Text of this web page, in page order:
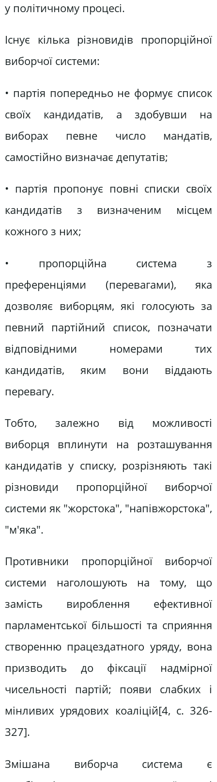
у політичному процесі.
Існує кілька різновидів пропорційної
виборчої системи:
• партія попередньо не формує список
своїх кандидатів, а здобувши на
виборах певне число мандатів,
самостійно визначає депутатів;
• партія пропонує повні списки своїх
кандидатів з визначеним місцем
кожного з них;
• пропорційна система з
преференціями (перевагами), яка
дозволяє виборцям, які голосують за
певний партійний список, позначати
відповідними номерами тих
кандидатів, яким вони віддають
перевагу.
Тобто, залежно від можливості
виборця вплинути на розташування
кандидатів у списку, розрізняють такі
різновиди пропорційної виборчої
системи як "жорстока", "напівжорстока",
"м'яка".
Противники пропорційної виборчої
системи наголошують на тому, що
замість вироблення ефективної
парламентської більшості та сприяння
створенню працездатного уряду, вона
призводить до фіксації надмірної
чисельності партій; появи слабких і
мінливих урядових коаліцій[4, c. 326-
327].
Змішана виборча система є